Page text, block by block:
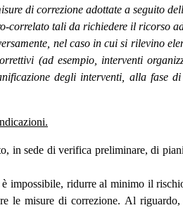
di correzione adottate a seguito
correlato tali da richiedere il ricorso
nel caso in cui si rilevino
(ad esempio, interventi
degli interventi, alla fase di
in sede di verifica preliminare, di
ridurre al minimo il
le misure di correzione. Al riguardo,